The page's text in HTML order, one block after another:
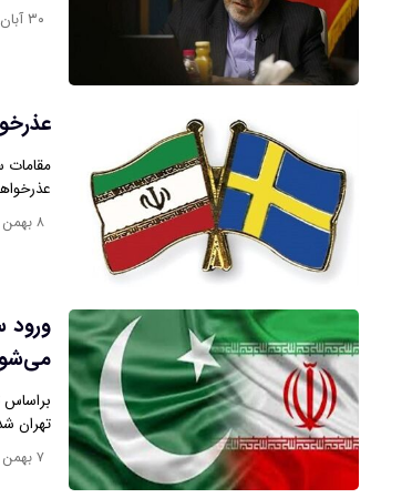
۳۰ آبان ۱۴۰۳
​مقامات
۸ بهمن ۱۴۰۲
ورود
تهران
۷ بهمن ۱۴۰۲